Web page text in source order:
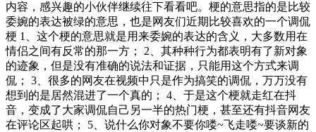
内容，感兴趣的小伙伴继续往下看看吧。梗的意思指的是比较
委婉的表达被绿的意思，也是网友们近期比较喜欢的一个调侃
梗 1、这个梗的意思就是用来委婉的表达的含义，大多数用在
情侣之间有反常的那一方； 2、其种种行为都表明有了新对象
的迹象，但是没有准确的说法和证据，只能用这个方式来调
侃； 3、很多的网友在视频中只是作为搞笑的调侃，万万没有
想到的是居然混进了一个真的； 4、于是这个梗就走红在抖
音，变成了大家调侃自己另一半的热门梗，甚至还有抖音网友
在评论区起哄； 5、说什么你对象不要你喽~飞走喽~要谈新的